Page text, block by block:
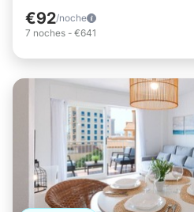
€92/noche
7 noches - €641